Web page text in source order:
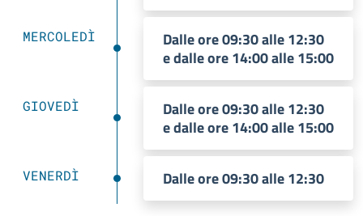
MERCOLEDÌ
Dalle ore 09:30 alle 12:30
e dalle ore 14:00 alle 15:00
GIOVEDÌ
Dalle ore 09:30 alle 12:30
e dalle ore 14:00 alle 15:00
VENERDÌ Dalle ore 09:30 alle 12:30